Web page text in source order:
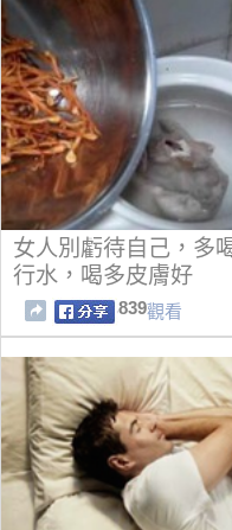
女人別虧待自己，多
行水，喝多皮膚好
839觀看